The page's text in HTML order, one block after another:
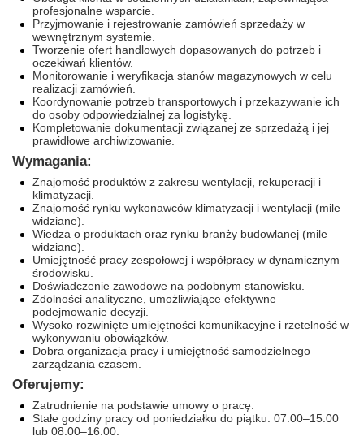
profesjonalne wsparcie.
Przyjmowanie i rejestrowanie zamówień sprzedaży w
wewnętrznym systemie.
Tworzenie ofert handlowych dopasowanych do potrzeb i
oczekiwań klientów.
Monitorowanie i weryfikacja stanów magazynowych w celu
realizacji zamówień.
Koordynowanie potrzeb transportowych i przekazywanie ich
do osoby odpowiedzialnej za logistykę.
Kompletowanie dokumentacji związanej ze sprzedażą i jej
prawidłowe archiwizowanie.
Wymagania:
Znajomość produktów z zakresu wentylacji, rekuperacji i
klimatyzacji.
Znajomość rynku wykonawców klimatyzacji i wentylacji (mile
widziane).
Wiedza o produktach oraz rynku branży budowlanej (mile
widziane).
Umiejętność pracy zespołowej i współpracy w dynamicznym
środowisku.
Doświadczenie zawodowe na podobnym stanowisku.
Zdolności analityczne, umożliwiające efektywne
podejmowanie decyzji.
Wysoko rozwinięte umiejętności komunikacyjne i rzetelność w
wykonywaniu obowiązków.
Dobra organizacja pracy i umiejętność samodzielnego
zarządzania czasem.
Oferujemy:
Zatrudnienie na podstawie umowy o pracę.
Stałe godziny pracy od poniedziałku do piątku: 07:00–15:00
lub 08:00–16:00.